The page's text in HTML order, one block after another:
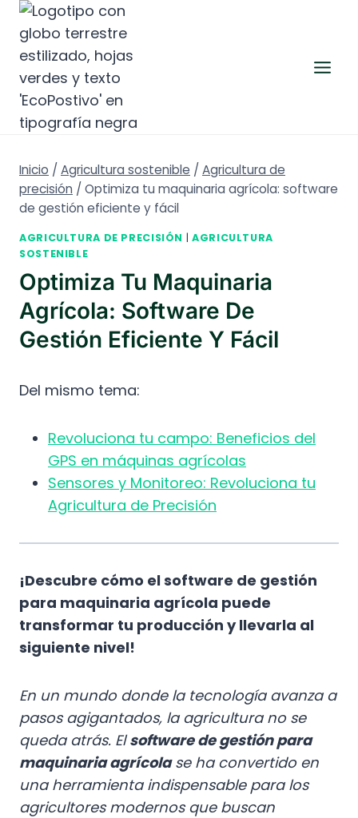
Saltar
contenido
Inicio / Agricultura sostenible / Agricultura de
precisión / Optimiza tu maquinaria agrícola: software
de gestión eficiente y fácil
AGRICULTURA DE PRECISIÓN |AGRICULTURA
SOSTENIBLE
Optimiza Tu Maquinaria
Agrícola: Software De
Gestión Eficiente Y Fácil
Del mismo tema:
Revoluciona tu campo: Beneficios del
GPS en máquinas agrícolas
Sensores y Monitoreo: Revoluciona tu
Agricultura de Precisión
¡Descubre cómo el software de gestión
para maquinaria agrícola puede
transformar tu producción y llevarla al
siguiente nivel!
En un mundo donde la tecnología avanza a
pasos agigantados, la agricultura no se
queda atrás. Elsoftware de gestión para
maquinaria agrícolase ha convertido en
una herramienta indispensable para los
agricultores modernos que buscan